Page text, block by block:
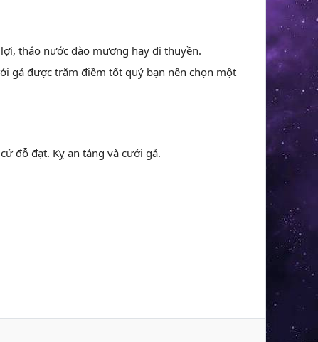
tháo nước đào mương hay đi thuyền.
gả được trăm điềm tốt quý bạn nên chọn một
đỗ đạt. Kỵ an táng và cưới gả.